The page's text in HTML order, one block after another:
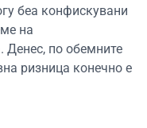
беа конфискувани
на
Денес, по обемните
ризница конечно е